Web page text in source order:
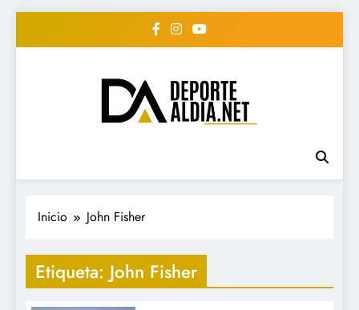
• DEPORTE AL DIA •
"Periodico Deportivo
Digital"
#deportealdiard #deportealdiaperiodico
Inicio John Fisher
Etiqueta: John Fisher